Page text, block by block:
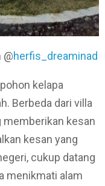
herfis_dreaminad
kelapa
Berbeda dari villa
memberikan kesan
kesan yang
cukup datang
menikmati alam